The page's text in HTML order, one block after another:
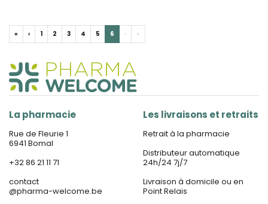
« ‹ 1 2 3 4 5 6 › »
La pharmacie
Rue de Fleurie 1
6941 Bomal
+32 86 21 11 71
contact
@pharma-welcome.be
Les livraisons et retraits
Retrait à la pharmacie
Distributeur automatique
24h/24 7j/7
Livraison à domicile ou en
Point Relais